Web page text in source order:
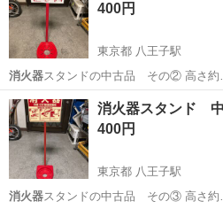
工場のお仕事 ◇コネクタ製造工...
400円
東京都 八王子駅
消火器
スタンドの中古品 その② 高さ
東京 八王子市 八王子駅 防災
消火器スタンド
400円
東京都 八王子駅
消火器
スタンドの中古品 その③ 高さ